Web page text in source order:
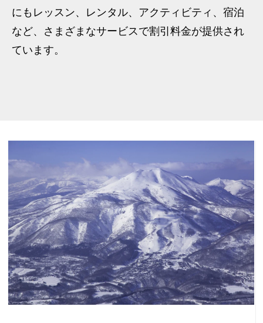
にもレッスン、レンタル、アクティビティ、宿泊
など、さまざまなサービスで割引料金が提供され
ています。